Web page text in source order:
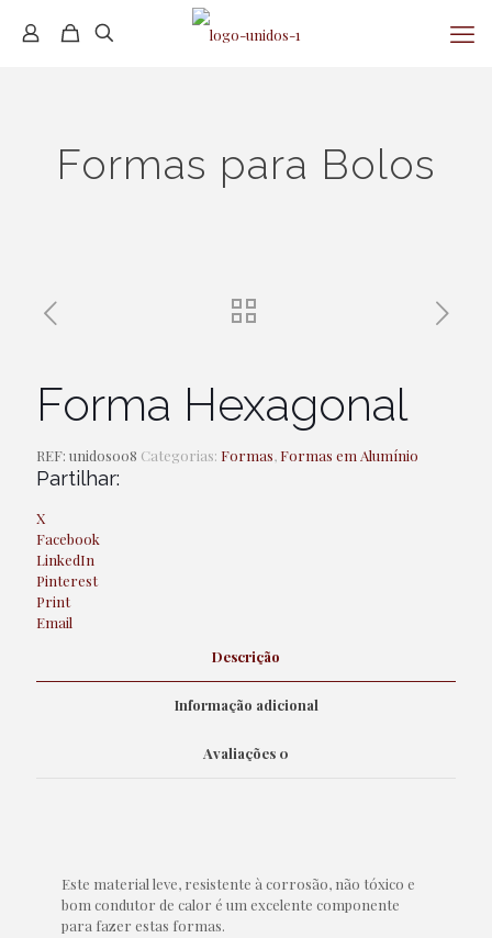
Formas para Bolos
Forma Hexagonal
REF: unidos008 Categorias: Formas, Formas em Alumínio
Partilhar:
X
Facebook
LinkedIn
Pinterest
Print
Email
Descrição
Informação adicional
Avaliações 0
Este material leve, resistente à corrosão, não tóxico e
bom condutor de calor é um excelente componente
para fazer estas formas.